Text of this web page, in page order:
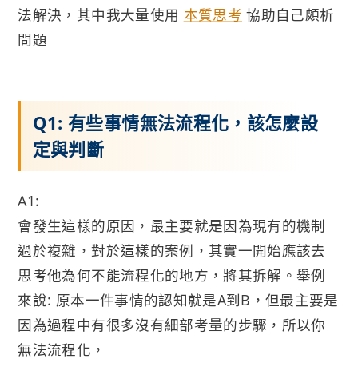
法解決，其中我大量使用 本質思考 協助自己頗析
問題
Q1: 有些事情無法流程化，該怎麼設
定與判斷
A1:
會發生這樣的原因，最主要就是因為現有的機制
過於複雜，對於這樣的案例，其實一開始應該去
思考他為何不能流程化的地方，將其拆解。舉例
來說: 原本一件事情的認知就是A到B，但最主要是
因為過程中有很多沒有細部考量的步驟，所以你
無法流程化，